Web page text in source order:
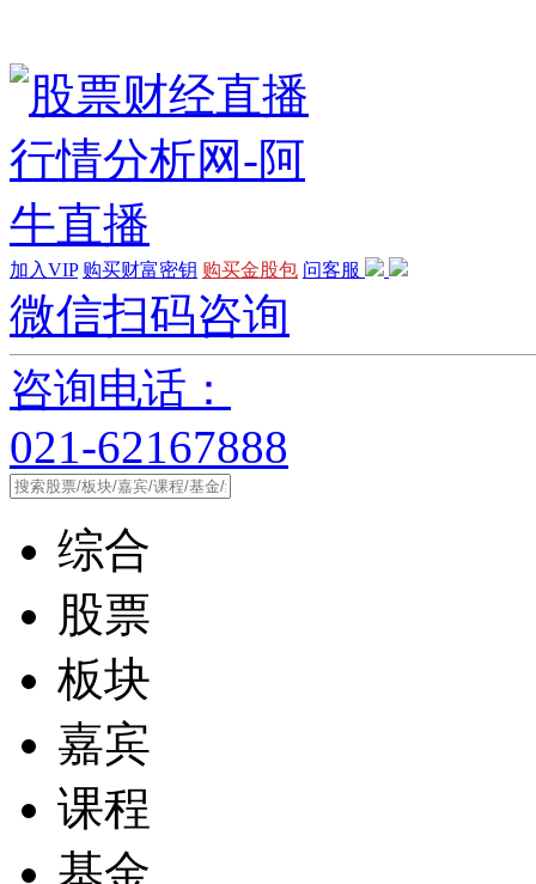
加入VIP 购买财富密钥 购买金股包 问客服
微信扫码咨询
咨询电话：
021-62167888
综合
股票
板块
嘉宾
课程
基金